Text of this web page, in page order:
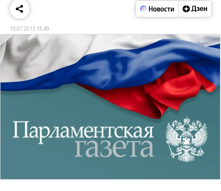
10.07.2012 15:49